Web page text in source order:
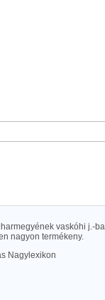
vaskóhi j.-
nagyon termékeny.
Nagylexikon